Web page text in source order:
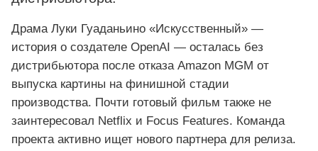
Драма Луки Гуаданьино «Искусственный» —
история о создателе OpenAI — осталась без
дистрибьютора после отказа Amazon MGM от
выпуска картины на финишной стадии
производства. Почти готовый фильм также не
заинтересовал Netflix и Focus Features. Команда
проекта активно ищет нового партнера для релиза.